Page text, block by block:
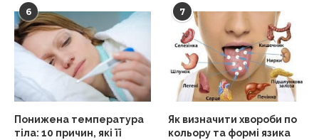
6
Понижена температура
тіла: 10 причин, які її
7
Як визначити хвороби по
кольору та формі язика